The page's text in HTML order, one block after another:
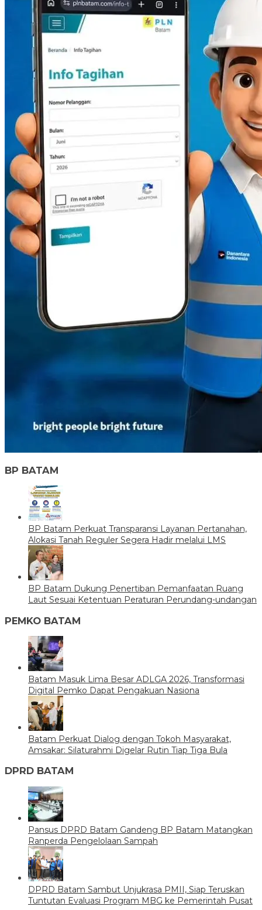
BP BATAM
BP Batam Perkuat Transparansi Layanan Pertanahan,
Alokasi Tanah Reguler Segera Hadir melalui LMS
BP Batam Dukung Penertiban Pemanfaatan Ruang
Laut Sesuai Ketentuan Peraturan Perundang-undangan
PEMKO BATAM
Batam Masuk Lima Besar ADLGA 2026, Transformasi
Digital Pemko Dapat Pengakuan Nasiona
Batam Perkuat Dialog dengan Tokoh Masyarakat,
Amsakar: Silaturahmi Digelar Rutin Tiap Tiga Bula
DPRD BATAM
Pansus DPRD Batam Gandeng BP Batam Matangkan
Ranperda Pengelolaan Sampah
DPRD Batam Sambut Unjukrasa PMII, Siap Teruskan
Tuntutan Evaluasi Program MBG ke Pemerintah Pusat